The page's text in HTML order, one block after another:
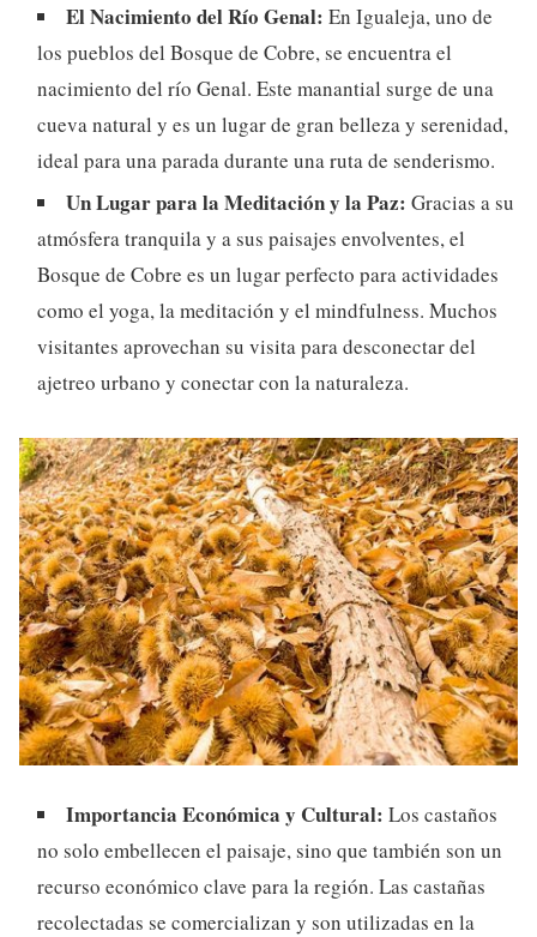
El Nacimiento del Río Genal: En Igualeja, uno de
los pueblos del Bosque de Cobre, se encuentra el
nacimiento del río Genal. Este manantial surge de una
cueva natural y es un lugar de gran belleza y serenidad,
ideal para una parada durante una ruta de senderismo.
Un Lugar para la Meditación y la Paz: Gracias a su
atmósfera tranquila y a sus paisajes envolventes, el
Bosque de Cobre es un lugar perfecto para actividades
como el yoga, la meditación y el mindfulness. Muchos
visitantes aprovechan su visita para desconectar del
ajetreo urbano y conectar con la naturaleza.
Importancia Económica y Cultural: Los castaños
no solo embellecen el paisaje, sino que también son un
recurso económico clave para la región. Las castañas
recolectadas se comercializan y son utilizadas en la